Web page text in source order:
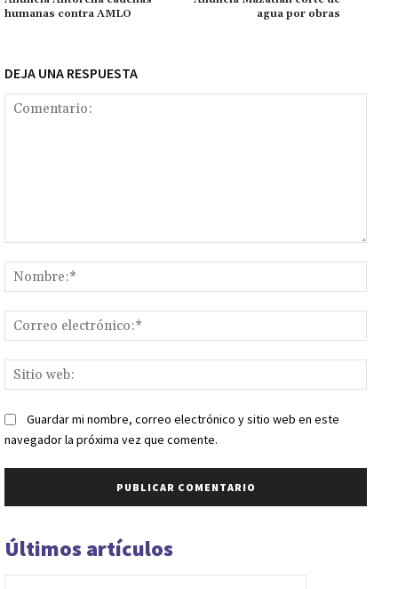
k
humanas contra AMLO
agua por obras
DEJA UNA RESPUESTA
web:
Guardar mi nombre, correo electrónico y sitio web en este
navegador la próxima vez que comente.
Últimos artículos